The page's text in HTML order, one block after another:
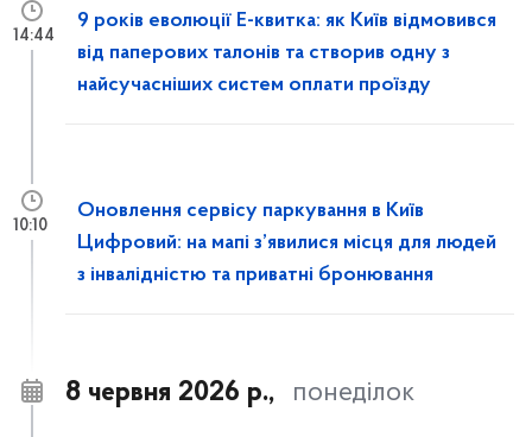
9 років еволюції Е-квитка: як Київ відмовився
від паперових талонів та створив одну з
найсучасніших систем оплати проїзду
14:44
Оновлення сервісу паркування в Київ
Цифровий: на мапі з’явилися місця для людей
з інвалідністю та приватні бронювання
10:10
8 червня 2026 р., понеділок